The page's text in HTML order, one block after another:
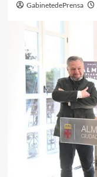
GabinetedePrensa